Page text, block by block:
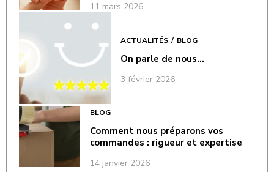
11 mars 2026
ACTUALITÉS BLOG
On parle de nous…
3 février 2026
BLOG
Comment nous préparons vos
commandes : rigueur et expertise
14 janvier 2026